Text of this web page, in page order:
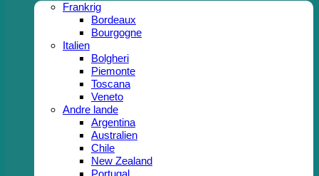
Frankrig
Bordeaux
Bourgogne
Italien
Bolgheri
Piemonte
Toscana
Veneto
Andre lande
Argentina
Australien
Chile
New Zealand
Portugal